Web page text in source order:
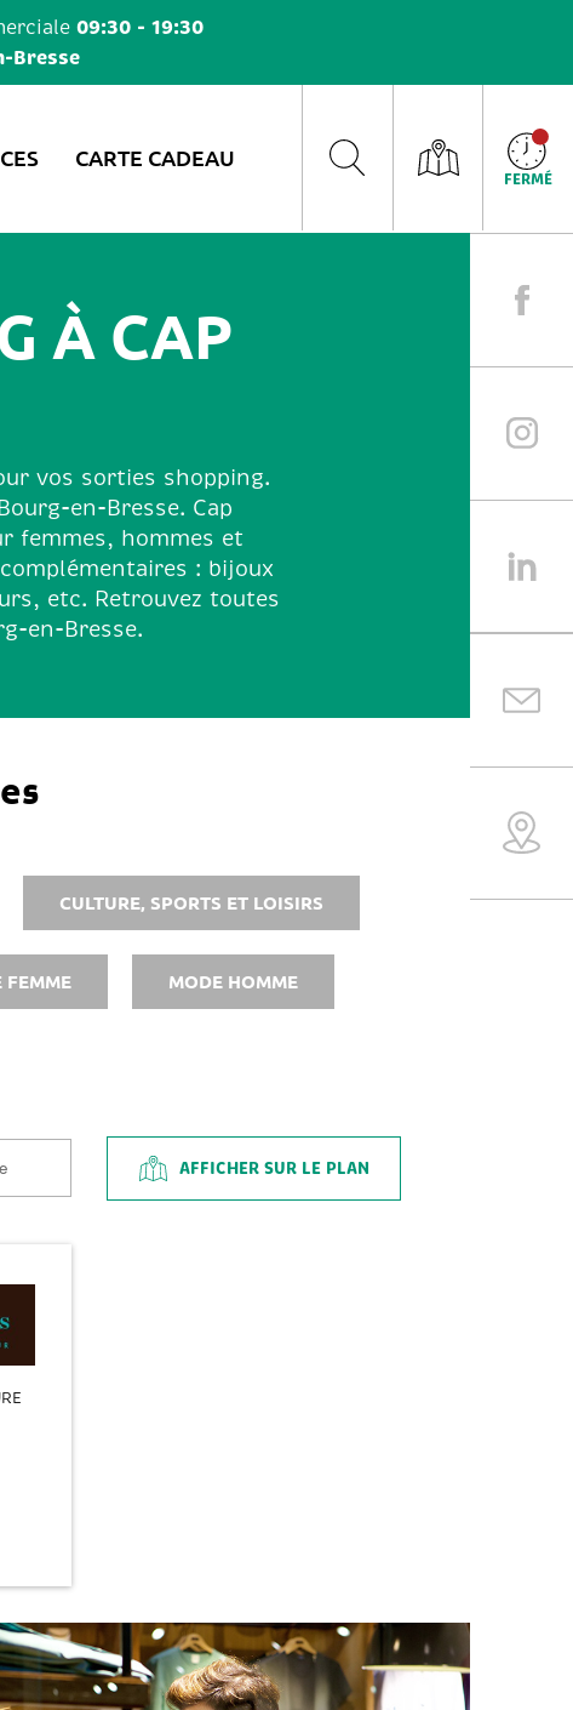
09:30 - 19:30
Bresse
CARTE CADEAU
FERMÉ
À CAP
vos sorties shopping.
en-Bresse. Cap
femmes, hommes et
: bijoux
etc. Retrouvez toutes
en-Bresse.
CULTURE, SPORTS ET LOISIRS
FEMME MODE HOMME
AFFICHER SUR LE PLAN